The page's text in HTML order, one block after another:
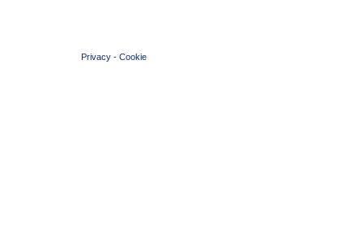
Privacy - Cookie